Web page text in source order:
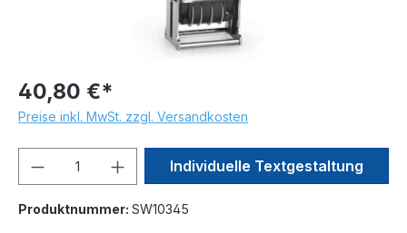
40,80 €*
Preise inkl. MwSt. zzgl. Versandkosten
Produkt Anzahl: Gib denIndividuelle Textgestaltung
Produktnummer: SW10345